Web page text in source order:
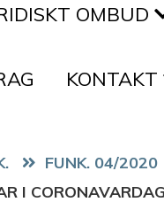
OMBUD
KONTAKT
FUNK. 04/2020
I